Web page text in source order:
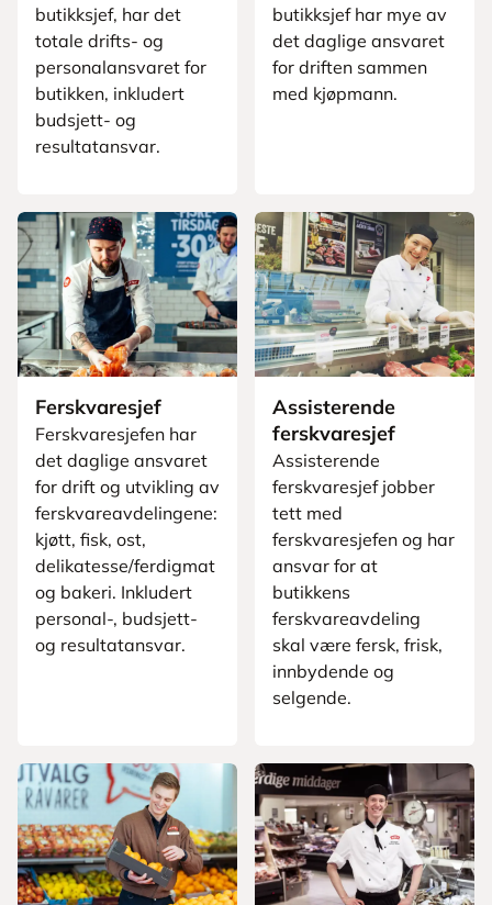
butikksjef, har det
totale drifts- og
personalansvaret for
butikken, inkludert
budsjett- og
resultatansvar.
butikksjef har mye av
det daglige ansvaret
for driften sammen
med kjøpmann.
Ferskvaresjef
Ferskvaresjefen har
det daglige ansvaret
for drift og utvikling av
ferskvareavdelingene:
kjøtt, fisk, ost,
delikatesse/ferdigmat
og bakeri. Inkludert
personal-, budsjett-
og resultatansvar.
Assisterende
ferskvaresjef
Assisterende
ferskvaresjef jobber
tett med
ferskvaresjefen og har
ansvar for at
butikkens
ferskvareavdeling
skal være fersk, frisk,
innbydende og
selgende.